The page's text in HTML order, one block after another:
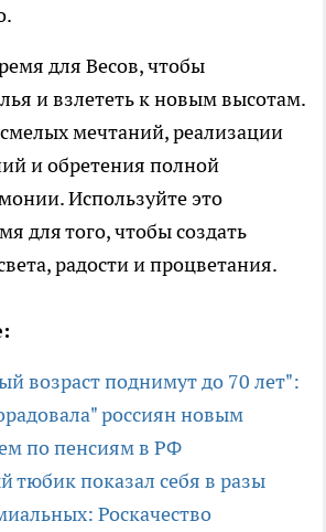
для Весов, чтобы
и взлететь к новым высотам.
мечтаний, реализации
и обретения полной
Используйте это
для того, чтобы создать
радости и процветания.
возраст поднимут до 70 лет":
россиян новым
по пенсиям в РФ
тюбик показал себя в разы
Роскачество